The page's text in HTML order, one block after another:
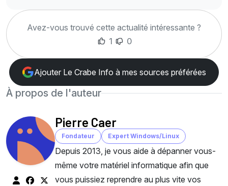
Avez-vous trouvé cette actualité intéressante ?
1
0
Ajouter Le Crabe Info à mes sources préférées
À propos de l'auteur
Pierre Caer
Fondateur Expert Windows/Linux
Depuis 2013, je vous aide à dépanner vous-
même votre matériel informatique afin que
vous puissiez reprendre au plus vite vos